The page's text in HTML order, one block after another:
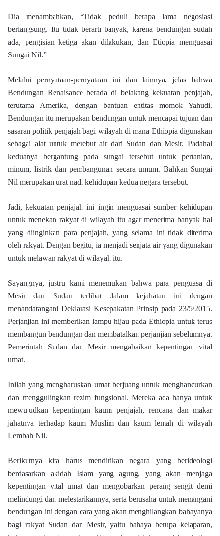
Dia menambahkan, “Tidak peduli berapa lama negosiasi
berlangsung. Itu tidak berarti banyak, karena bendungan sudah
ada, pengisian ketiga akan dilakukan, dan Etiopia menguasai
Sungai Nil.”
Melalui pernyataan-pernyataan ini dan lainnya, jelas bahwa
Bendungan Renaisance berada di belakang kekuatan penjajah,
terutama Amerika, dengan bantuan entitas momok Yahudi.
Bendungan itu merupakan bendungan untuk mencapai tujuan dan
sasaran politik penjajah bagi wilayah di mana Ethiopia digunakan
sebagai alat untuk merebut air dari Sudan dan Mesir. Padahal
keduanya bergantung pada sungai tersebut untuk pertanian,
minum, listrik dan pembangunan secara umum. Bahkan Sungai
Nil merupakan urat nadi kehidupan kedua negara tersebut.
Jadi, kekuatan penjajah ini ingin menguasai sumber kehidupan
untuk menekan rakyat di wilayah itu agar menerima banyak hal
yang diinginkan para penjajah, yang selama ini tidak diterima
oleh rakyat. Dengan begitu, ia menjadi senjata air yang digunakan
untuk melawan rakyat di wilayah itu.
Sayangnya, justru kami menemukan bahwa para penguasa di
Mesir dan Sudan terlibat dalam kejahatan ini dengan
menandatangani Deklarasi Kesepakatan Prinsip pada 23/5/2015.
Perjanjian ini memberikan lampu hijau pada Ethiopia untuk terus
membangun bendungan dan membatalkan perjanjian sebelumnya.
Pemerintah Sudan dan Mesir mengabaikan kepentingan vital
umat.
Inilah yang mengharuskan umat berjuang untuk menghancurkan
dan menggulingkan rezim fungsional. Mereka ada hanya untuk
mewujudkan kepentingan kaum penjajah, rencana dan makar
jahatnya terhadap kaum Muslim dan kaum lemah di wilayah
Lembah Nil.
Berikutnya kita harus mendirikan negara yang berideologi
berdasarkan akidah Islam yang agung, yang akan menjaga
kepentingan vital umat dan mengobarkan perang sengit demi
melindungi dan melestarikannya, serta berusaha untuk menangani
bendungan ini dengan cara yang akan menghilangkan bahayanya
bagi rakyat Sudan dan Mesir, yaitu bahaya berupa kelaparan,